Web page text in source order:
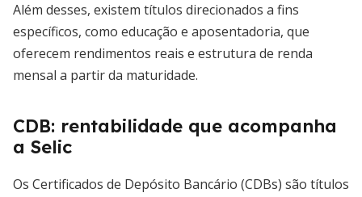
Além desses, existem títulos direcionados a fins
específicos, como educação e aposentadoria, que
oferecem rendimentos reais e estrutura de renda
mensal a partir da maturidade.
CDB: rentabilidade que acompanha
a Selic
Os Certificados de Depósito Bancário (CDBs) são títulos